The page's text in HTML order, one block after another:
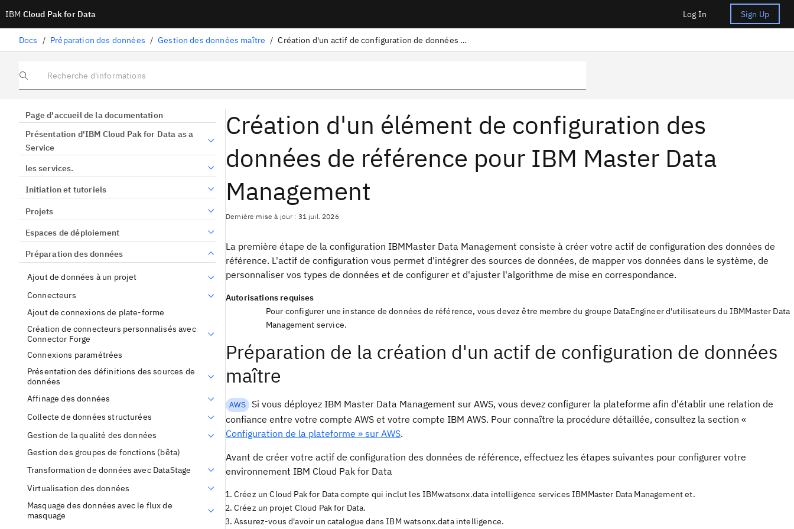
IBM Cloud Pak for Data Log In Sign Up
Docs / Préparation des données / Gestion des données maître / Création d'un actif de configuration de données de référence
Recherche d'informations
Page d'accueil de la documentation
Présentation d'IBM Cloud Pak for Data as a
Service
les services.
Initiation et tutoriels
Projets
Espaces de déploiement
Préparation des données
Ajout de données à un projet
Connecteurs
Ajout de connexions de plate-forme
Création de connecteurs personnalisés avec
Connector Forge
Connexions paramétrées
Présentation des définitions des sources de
données
Affinage des données
Collecte de données structurées
Gestion de la qualité des données
Gestion des groupes de fonctions (bêta)
Transformation de données avec DataStage
Virtualisation des données
Masquage des données avec le flux de
masquage
Création d'un élément de configuration des
données de référence pour IBM Master Data
Management
Dernière mise à jour : 31 juil. 2026
La première étape de la configuration IBMMaster Data Management consiste à créer votre actif de configuration des données de
référence. L'actif de configuration vous permet d'intégrer des sources de données, de mapper vos données dans le système, de
personnaliser vos types de données et de configurer et d'ajuster l'algorithme de mise en correspondance.
Autorisations requises
Pour configurer une instance de données de référence, vous devez être membre du groupe DataEngineer d'utilisateurs du IBMMaster Data
Management service.
Préparation de la création d'un actif de configuration de données
maître
AWS Si vous déployez IBM Master Data Management sur AWS, vous devez configurer la plateforme afin d'établir une relation de
confiance entre votre compte AWS et votre compte IBM AWS. Pour connaître la procédure détaillée, consultez la section «
Configuration de la plateforme » sur AWS.
Avant de créer votre actif de configuration des données de référence, effectuez les étapes suivantes pour configurer votre
environnement IBM Cloud Pak for Data
Créez un Cloud Pak for Data compte qui inclut les IBMwatsonx.data intelligence services IBMMaster Data Management et.
Créez un projet Cloud Pak for Data.
Assurez-vous d'avoir un catalogue dans IBM watsonx.data intelligence.